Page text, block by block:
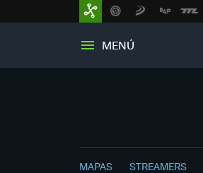
MENÚ
MAPAS STREAMERS